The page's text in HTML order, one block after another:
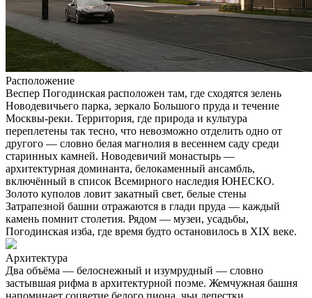
Расположение
Веспер Погодинская расположен там, где сходятся зелень
Новодевичьего парка, зеркало Большого пруда и течение
Москвы-реки. Территория, где природа и культура
переплетены так тесно, что невозможно отделить одно от
другого — словно белая магнолия в весеннем саду среди
старинных камней. Новодевичий монастырь —
архитектурная доминанта, белокаменный ансамбль,
включённый в список Всемирного наследия ЮНЕСКО.
Золото куполов ловит закатный свет, белые стены
Затрапезной башни отражаются в глади пруда — каждый
камень помнит столетия. Рядом — музеи, усадьбы,
Погодинская изба, где время будто остановилось в XIX веке.
Архитектура
Два объёма — белоснежный и изумрудный — словно
застывшая рифма в архитектурной поэме. Жемчужная башня